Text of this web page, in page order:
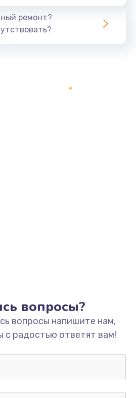
ремонт?
вопросы?
вопросы напишите нам,
с радостью ответят вам!